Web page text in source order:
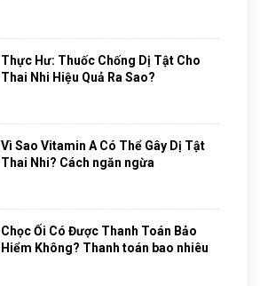
Thực Hư: Thuốc Chống Dị Tật Cho
Thai Nhi Hiệu Quả Ra Sao?
Vì Sao Vitamin A Có Thể Gây Dị Tật
Thai Nhi? Cách ngăn ngừa
Chọc Ối Có Được Thanh Toán Bảo
Hiểm Không? Thanh toán bao nhiêu